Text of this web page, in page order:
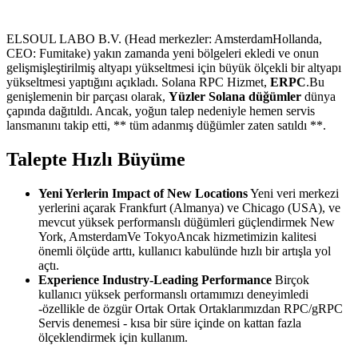
ELSOUL LABO B.V. (Head merkezler: AmsterdamHollanda,
CEO: Fumitake) yakın zamanda yeni bölgeleri ekledi ve onun
gelişmişleştirilmiş altyapı yükseltmesi için büyük ölçekli bir altyapı
yükseltmesi yaptığını açıkladı. Solana RPC Hizmet, ERPC.Bu
genişlemenin bir parçası olarak, Yüzler Solana düğümler dünya
çapında dağıtıldı. Ancak, yoğun talep nedeniyle hemen servis
lansmanını takip etti, ** tüm adanmış düğümler zaten satıldı **.
Talepte Hızlı Büyüme
Yeni Yerlerin Impact of New LocationsYeni veri merkezi
yerlerini açarak Frankfurt (Almanya) ve Chicago (USA), ve
mevcut yüksek performanslı düğümleri güçlendirmek New
York, AmsterdamVe TokyoAncak hizmetimizin kalitesi
önemli ölçüde arttı, kullanıcı kabulünde hızlı bir artışla yol
açtı.
Experience Industry-Leading Performance Birçok
kullanıcı yüksek performanslı ortamımızı deneyimledi
-özellikle de özgür Ortak Ortak Ortaklarımızdan RPC/gRPC
Servis denemesi - kısa bir süre içinde on kattan fazla
ölçeklendirmek için kullanım.